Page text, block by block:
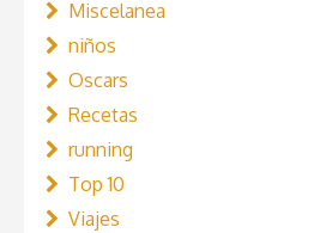
Miscelanea
niños
Oscars
Recetas
running
Top 10
Viajes